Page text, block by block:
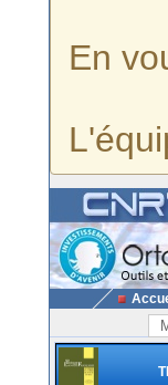
En